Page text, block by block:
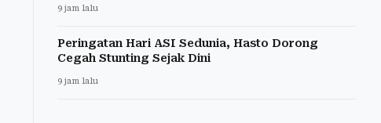
9 jam lalu
Peringatan Hari ASI Sedunia, Hasto Dorong
Cegah Stunting Sejak Dini
9 jam lalu